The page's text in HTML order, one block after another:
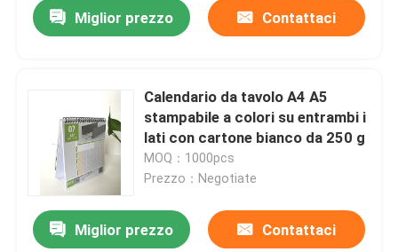
Miglior prezzo Contattaci
Calendario da tavolo A4 A5
stampabile a colori su entrambi i
lati con cartone bianco da 250 g
MOQ：1000pcs
Prezzo：Negotiate
Miglior prezzo Contattaci